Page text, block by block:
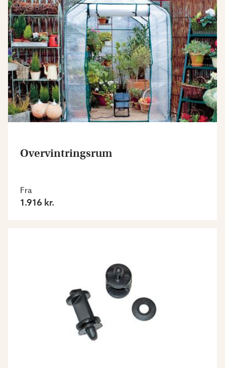
Overvintringsrum
Fra
1.916 kr.